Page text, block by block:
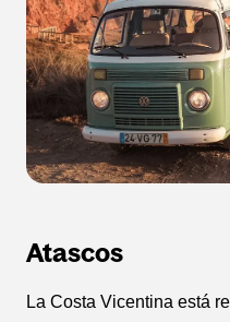
Atascos
La Costa Vicentina está